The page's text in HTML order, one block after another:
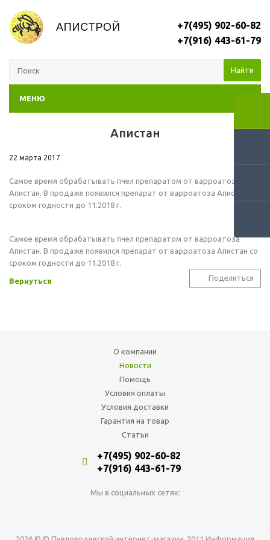
+7(495) 902-60-82
+7(916) 443-61-79
Найти
МЕНЮ
Апистан
22 марта 2017
Самое время обрабатывать пчел препаратом от варроатоза
Апистан. В продаже появился препарат от варроатоза Апистан со
сроком годности до 11.2018 г.
Самое время обрабатывать пчел препаратом от варроатоза
Апистан. В продаже появился препарат от варроатоза Апистан со
сроком годности до 11.2018 г.
Вернуться Поделиться
О компании
Новости
Помощь
Условия оплаты
Условия доставки
Гарантия на товар
Статьи
+7(495) 902-60-82
+7(916) 443-61-79
Мы в социальных сетях: